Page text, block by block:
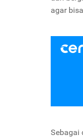
agar
Sebagai